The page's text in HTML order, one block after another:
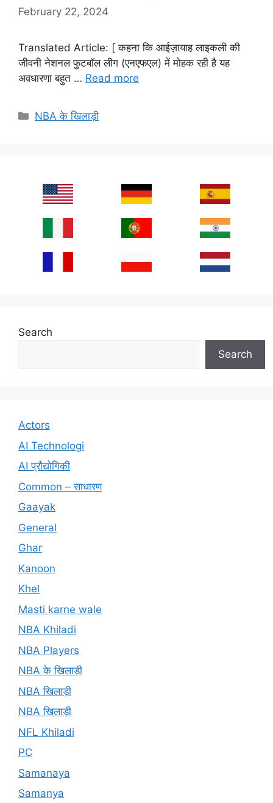
February 22, 2024
Translated Article: [ कहना कि आईज़ायाह लाइकली की
जीवनी नेशनल फुटबॉल लीग (एनएफएल) में मोहक रही है यह
अवधारणा बहुत … Read more
Categories
NBA के खिलाड़ी
Search
Search
Actors
AI Technologi
AI प्रौद्योगिकी
Common – साधारण
Gaayak
General
Ghar
Kanoon
Khel
Masti karne wale
NBA Khiladi
NBA Players
NBA के खिलाड़ी
NBA खिलाड़ी
NBA खिलाड़ी
NFL Khiladi
PC
Samanaya
Samanya